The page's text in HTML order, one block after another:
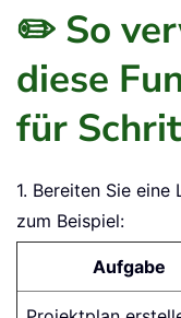
Jetzt
anzeigen
✏️ So
diese